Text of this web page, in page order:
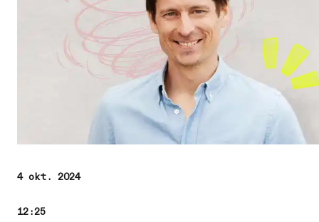
4 okt. 2024
12:25